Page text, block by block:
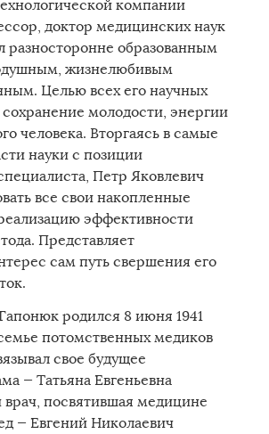
компании
доктор медицинских наук
разносторонне образованным
жизнелюбивым
Целью всех его научных
молодости, энергии
человека. Вторгаясь в самые
науки с позиции
Петр Яковлевич
все свои накопленные
эффективности
Представляет
сам путь свершения его
родился 8 июня 1941
потомственных медиков
свое будущее
— Татьяна Евгеньевна
посвятившая медицине
— Евгений Николаевич